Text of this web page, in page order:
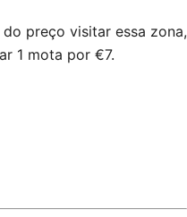
preço visitar essa zona,
1 mota por €7.